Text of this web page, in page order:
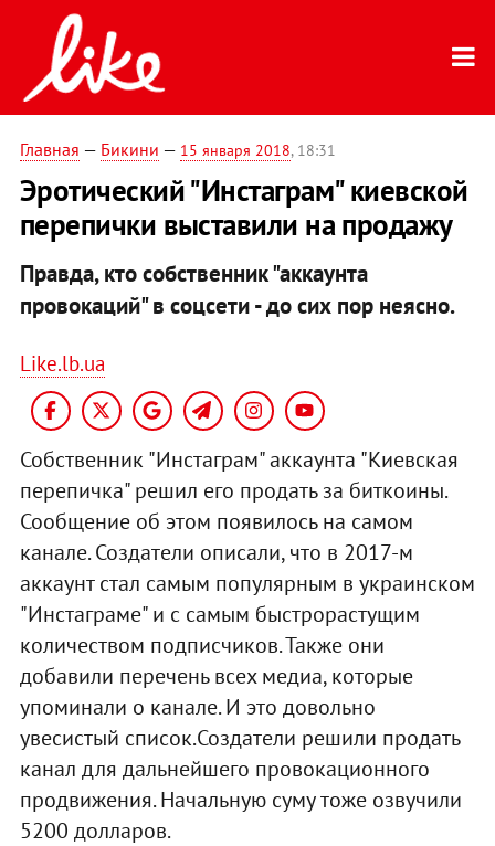
Главная — Бикини — 15 января 2018, 18:31
Эротический "Инстаграм" киевской
перепички выставили на продажу
Правда, кто собственник "аккаунта
провокаций" в соцсети - до сих пор неясно.
Like.lb.ua
Собственник "Инстаграм" аккаунта "Киевская
перепичка" решил его продать за биткоины.
Сообщение об этом появилось на самом
канале. Создатели описали, что в 2017-м
аккаунт стал самым популярным в украинском
"Инстаграме" и с самым быстрорастущим
количеством подписчиков. Также они
добавили перечень всех медиа, которые
упоминали о канале. И это довольно
увесистый список.Создатели решили продать
канал для дальнейшего провокационного
продвижения. Начальную суму тоже озвучили
5200 долларов.